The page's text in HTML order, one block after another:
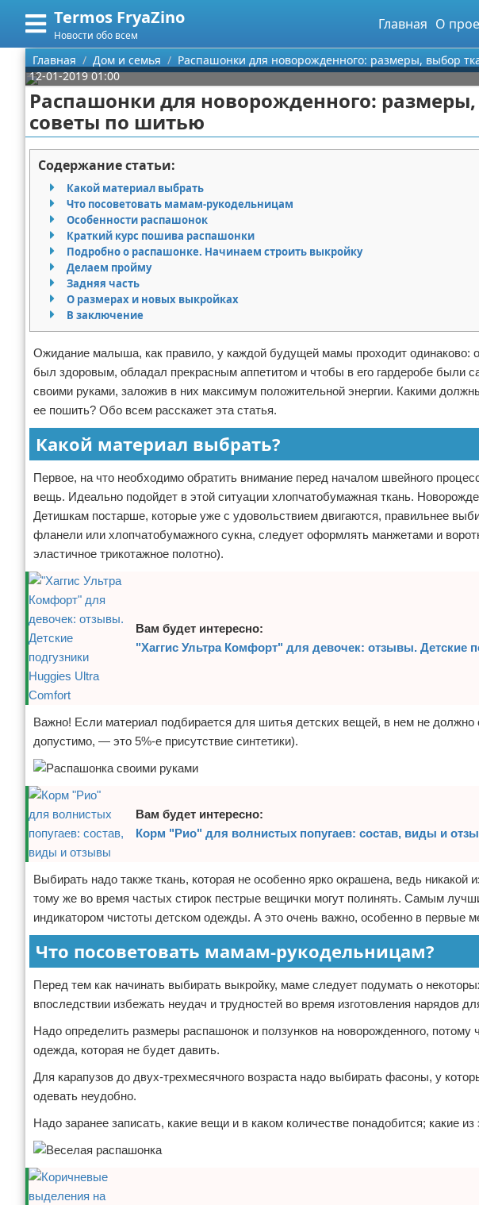
Termos FryaZino
Новости обо всем
Главная О
Меню
Главная
Категории
Программирование
Дом и семья
Автомобили
Строительство и ремонт
Здоровье
Компьютеры
Поиск
О проекте
Контакты
Сотрудничество
Размещение рекламы
Для правообладателей
Отказ от ответственности
Главная Дом и семья
Распашонки для новорожденного: размеры, выбор
12-01-2019 01:00
Распашонки для новорожденного:
советы по шитью
Содержание статьи:
Какой материал выбрать
Что посоветовать мамам-рукодельницам
Особенности распашонок
Краткий курс пошива распашонки
Подробно о распашонке. Начинаем строить выкройку
Делаем пройму
Задняя часть
О размерах и новых выкройках
В заключение
Ожидание малыша, как правило, у каждой будущей мамы проходит одинаково:
был здоровым, обладал прекрасным аппетитом и чтобы в его гардеробе
своими руками, заложив в них максимум положительной энергии. Какими
ее пошить? Обо всем расскажет эта статья.
Какой материал выбрать?
Первое, на что необходимо обратить внимание перед началом швейного
вещь. Идеально подойдет в этой ситуации хлопчатобумажная ткань.
Детишкам постарше, которые уже с удовольствием двигаются, правильнее
фланели или хлопчатобумажного сукна, следует оформлять манжетами и
эластичное трикотажное полотно).
Вам будет интересно:
"Хаггис Ультра Комфорт" для девочек: отзывы. Детские
Важно! Если материал подбирается для шитья детских вещей, в нем не должно
допустимо, — это 5%-е присутствие синтетики).
Вам будет интересно:
Корм "Рио" для волнистых попугаев: состав, виды и
Выбирать надо также ткань, которая не особенно ярко окрашена, ведь
тому же во время частых стирок пестрые вещички могут полинять. Самым
индикатором чистоты детском одежды. А это очень важно, особенно в первые
Что посоветовать мамам-рукодельницам?
Перед тем как начинать выбирать выкройку, маме следует подумать о
впоследствии избежать неудач и трудностей во время изготовления нарядов
Надо определить размеры распашонок и ползунков на новорожденного,
одежда, которая не будет давить.
Для карапузов до двух-трехмесячного возраста надо выбирать фасоны, у
одевать неудобно.
Надо заранее записать, какие вещи и в каком количестве понадобится; какие